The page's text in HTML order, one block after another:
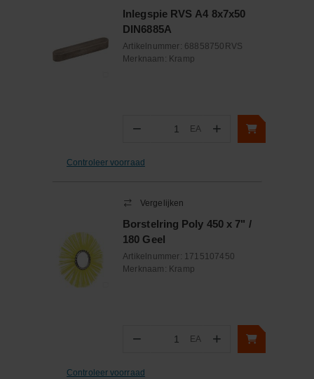
Inlegspie RVS A4 8x7x50
DIN6885A
Artikelnummer: 68858750RVS
Merknaam: Kramp
− Aantal
EA +
Controleer voorraad
Vergelijken
Borstelring Poly 450 x 7" /
180 Geel
Artikelnummer: 1715107450
Merknaam: Kramp
− Aantal
EA +
Controleer voorraad